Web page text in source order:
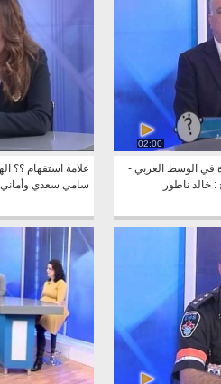
02:00
في الوسط العربي -
خالد ناطور
علامة استفهام ؟؟
سامي سعدي وأماني